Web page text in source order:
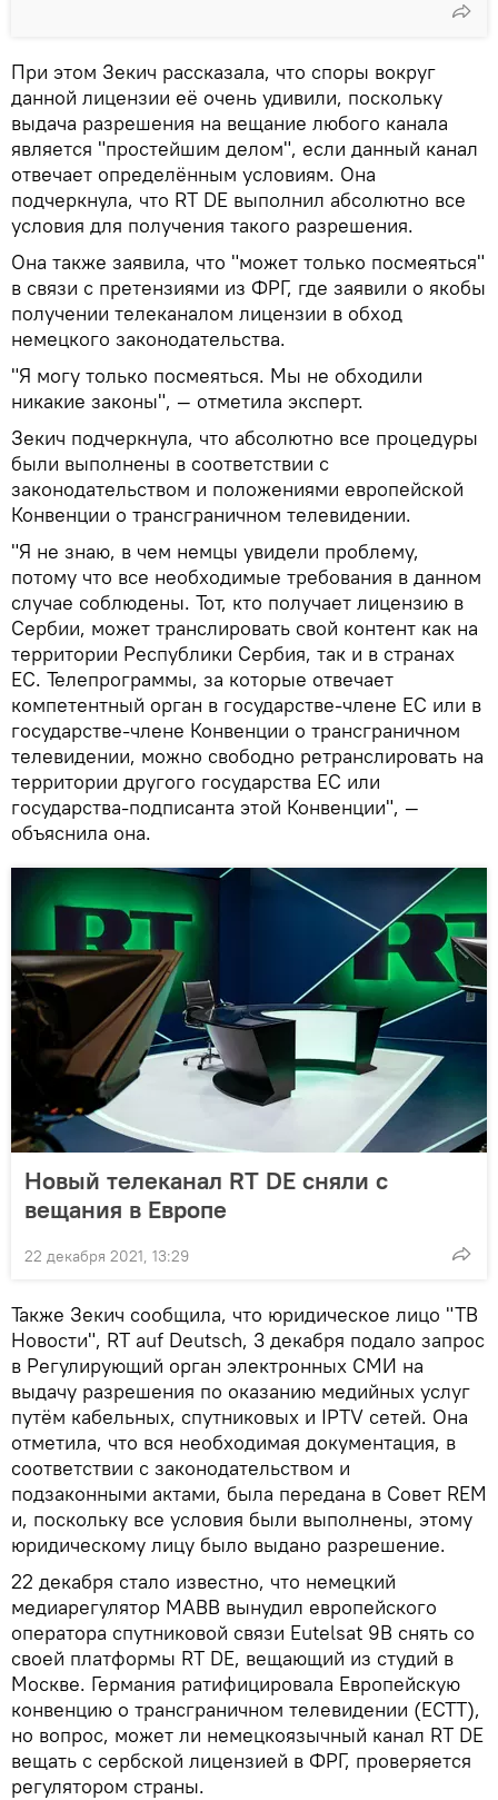
При этом Зекич рассказала, что споры вокруг
данной лицензии её очень удивили, поскольку
выдача разрешения на вещание любого канала
является "простейшим делом", если данный канал
отвечает определённым условиям. Она
подчеркнула, что RT DE выполнил абсолютно все
условия для получения такого разрешения.
Она также заявила, что "может только посмеяться"
в связи с претензиями из ФРГ, где заявили о якобы
получении телеканалом лицензии в обход
немецкого законодательства.
"Я могу только посмеяться. Мы не обходили
никакие законы", — отметила эксперт.
Зекич подчеркнула, что абсолютно все процедуры
были выполнены в соответствии с
законодательством и положениями европейской
Конвенции о трансграничном телевидении.
"Я не знаю, в чем немцы увидели проблему,
потому что все необходимые требования в данном
случае соблюдены. Тот, кто получает лицензию в
Сербии, может транслировать свой контент как на
территории Республики Сербия, так и в странах
ЕС. Телепрограммы, за которые отвечает
компетентный орган в государстве-члене ЕС или в
государстве-члене Конвенции о трансграничном
телевидении, можно свободно ретранслировать на
территории другого государства ЕС или
государства-подписанта этой Конвенции", —
объяснила она.
Новый телеканал RT DE сняли с
вещания в Европе
22 декабря 2021, 13:29
Также Зекич сообщила, что юридическое лицо "ТВ
Новости", RT auf Deutsch, 3 декабря подало запрос
в Регулирующий орган электронных СМИ на
выдачу разрешения по оказанию медийных услуг
путём кабельных, спутниковых и IPTV сетей. Она
отметила, что вся необходимая документация, в
соответствии с законодательством и
подзаконными актами, была передана в Совет REM
и, поскольку все условия были выполнены, этому
юридическому лицу было выдано разрешение.
22 декабря стало известно, что немецкий
медиарегулятор MABB вынудил европейского
оператора спутниковой связи Eutelsat 9В снять со
своей платформы RT DE, вещающий из студий в
Москве. Германия ратифицировала Европейскую
конвенцию о трансграничном телевидении (ECTT),
но вопрос, может ли немецкоязычный канал RT DE
вещать с сербской лицензией в ФРГ, проверяется
регулятором страны.